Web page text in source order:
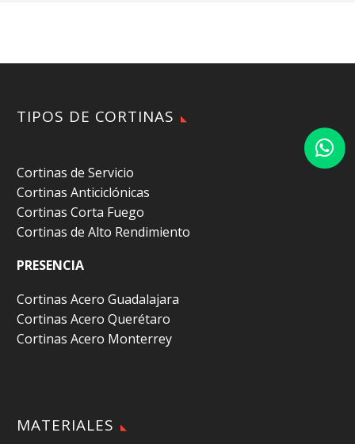
TIPOS DE CORTINAS
Cortinas de Servicio
Cortinas Anticiclónicas
Cortinas Corta Fuego
Cortinas de Alto Rendimiento
PRESENCIA
Cortinas Acero Guadalajara
Cortinas Acero Querétaro
Cortinas Acero Monterrey
MATERIALES